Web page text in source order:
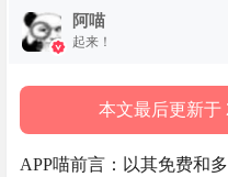
阿喵
起来！
本文最后更新于
APP喵前言：以其免费和